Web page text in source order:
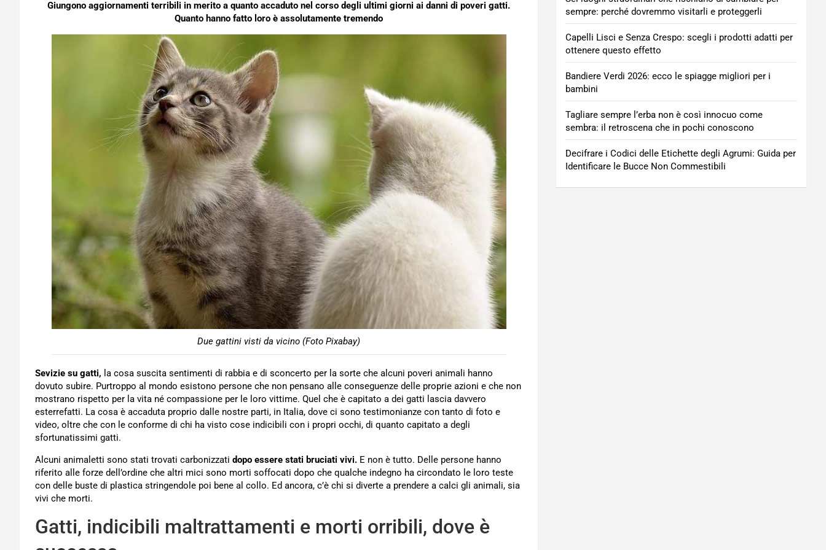
Giungono aggiornamenti terribili in merito a quanto accaduto nel corso degli ultimi giorni ai danni di poveri gatti.
Quanto hanno fatto loro è assolutamente tremendo
Due gattini visti da vicino (Foto Pixabay)
Sevizie su gatti, la cosa suscita sentimenti di rabbia e di sconcerto per la sorte che alcuni poveri animali hanno
dovuto subire. Purtroppo al mondo esistono persone che non pensano alle conseguenze delle proprie azioni e che non
mostrano rispetto per la vita né compassione per le loro vittime. Quel che è capitato a dei gatti lascia davvero
esterrefatti. La cosa è accaduta proprio dalle nostre parti, in Italia, dove ci sono testimonianze con tanto di foto e
video, oltre che con le conforme di chi ha visto cose indicibili con i propri occhi, di quanto capitato a degli
sfortunatissimi gatti.
Alcuni animaletti sono stati trovati carbonizzati dopo essere stati bruciati vivi. E non è tutto. Delle persone hanno
riferito alle forze dell’ordine che altri mici sono morti soffocati dopo che qualche indegno ha circondato le loro teste
con delle buste di plastica stringendole poi bene al collo. Ed ancora, c’è chi si diverte a prendere a calci gli animali, sia
vivi che morti.
Gatti, indicibili maltrattamenti e morti orribili, dove è
sempre: perché dovremmo visitarli e proteggerli
Capelli Lisci e Senza Crespo: scegli i prodotti adatti per
ottenere questo effetto
Bandiere Verdi 2026: ecco le spiagge migliori per i
bambini
Tagliare sempre l’erba non è così innocuo come
sembra: il retroscena che in pochi conoscono
Decifrare i Codici delle Etichette degli Agrumi: Guida per
Identificare le Bucce Non Commestibili